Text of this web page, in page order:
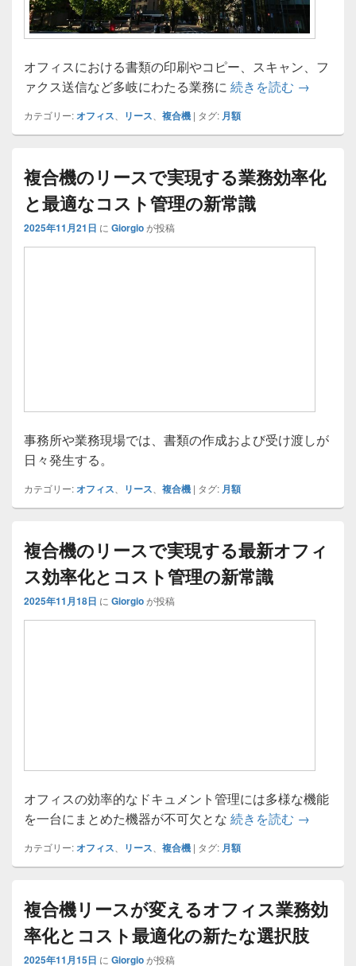
オフィスにおける書類の印刷やコピー、スキャン、フ
ァクス送信など多岐にわたる業務に 続きを読む 中小企業
→
カテゴリー:オフィス リース 複合機 | タグ: 月額
複合機のリースで実現する業務効率化
と最適なコスト管理の新常識
2025年11月21日 に Giorgioが投稿
事務所や業務現場では、書類の作成および受け渡しが
日々発生する。
カテゴリー:オフィス リース 複合機 | タグ: 月額
複合機のリースで実現する最新オフィ
ス効率化とコスト管理の新常識
2025年11月18日 に Giorgioが投稿
オフィスの効率的なドキュメント管理には多様な機能
を一台にまとめた機器が不可欠とな 続きを読む 複合機の
→
カテゴリー:オフィス リース 複合機 | タグ: 月額
複合機リースが変えるオフィス業務効
率化とコスト最適化の新たな選択肢
2025年11月15日 に Giorgioが投稿